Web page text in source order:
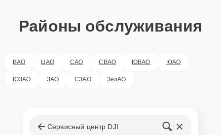
Районы обслуживания
ВАО ЦАО САО СВАО ЮВАО ЮАО
ЮЗАО ЗАО СЗАО ЗелАО
Сервисный центр DJI